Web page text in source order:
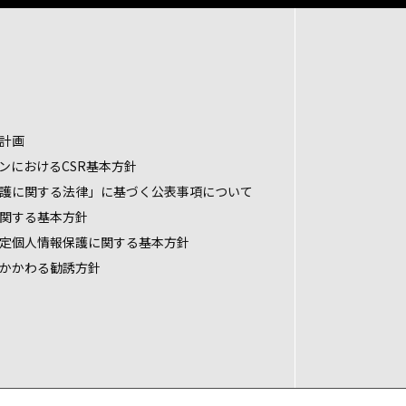
画
におけるCSR基本方針
に関する法律」に基づく公表事項について
する基本方針
個人情報保護に関する基本方針
かわる勧誘方針